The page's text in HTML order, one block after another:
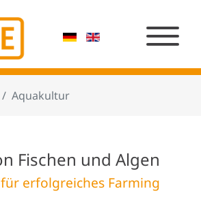
Aquakultur
Fischen und Algen
erfolgreiches Farming